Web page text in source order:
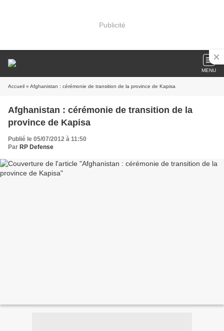
Publicité
MENU
Accueil » Afghanistan : cérémonie de transition de la province de Kapisa
Afghanistan : cérémonie de transition de la
province de Kapisa
Publié le 05/07/2012 à 11:50
Par RP Defense